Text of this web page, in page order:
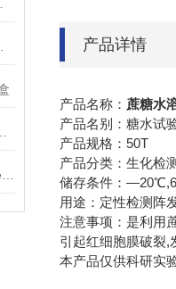
产品详情
产品名称： 蔗糖水
产品名别：糖水试
产品规格：50T
产品分类：生化检测
储存条件：—20℃,6
用途：定性检测阵
注意事项：是利用
引起红细胞膜破裂,
本产品仅供科研实